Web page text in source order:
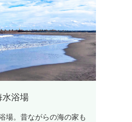
水浴場
場。昔ながらの海の家も